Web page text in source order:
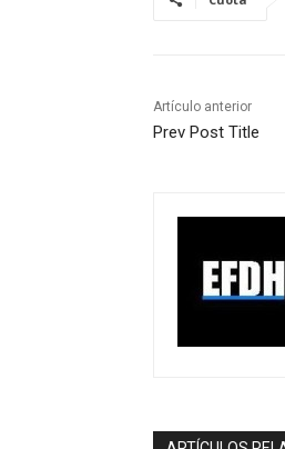
Artículo anterior
Prev Post Title